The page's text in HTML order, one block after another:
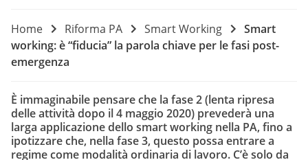
Home Riforma PA Smart Working
Smart
working: è “fiducia” la parola chiave per le fasi post-
emergenza
È immaginabile pensare che la fase 2 (lenta ripresa
delle attività dopo il 4 maggio 2020) prevederà una
larga applicazione dello smart working nella PA, fino a
ipotizzare che, nella fase 3, questo possa entrare a
regime come modalità ordinaria di lavoro. C’è solo da